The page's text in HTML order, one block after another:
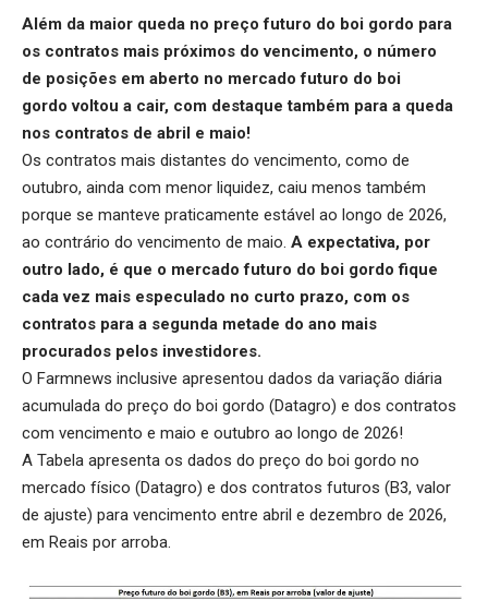
Além da maior queda no preço futuro do boi gordo para
os contratos mais próximos do vencimento, o número
de posições em aberto no mercado futuro do boi
gordo voltou a cair, com destaque também para a queda
nos contratos de abril e maio!
Os contratos mais distantes do vencimento, como de
outubro, ainda com menor liquidez, caiu menos também
porque se manteve praticamente estável ao longo de 2026,
ao contrário do vencimento de maio. A expectativa, por
outro lado, é que o mercado futuro do boi gordo fique
cada vez mais especulado no curto prazo, com os
contratos para a segunda metade do ano mais
procurados pelos investidores.
O Farmnews inclusive apresentou dados da variação diária
acumulada do preço do boi gordo (Datagro) e dos contratos
com vencimento e maio e outubro ao longo de 2026!
A Tabela apresenta os dados do preço do boi gordo no
mercado físico (Datagro) e dos contratos futuros (B3, valor
de ajuste) para vencimento entre abril e dezembro de 2026,
em Reais por arroba.